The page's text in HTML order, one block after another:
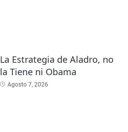
La Estrategia de Aladro, no
la Tiene ni Obama
Agosto 7, 2026